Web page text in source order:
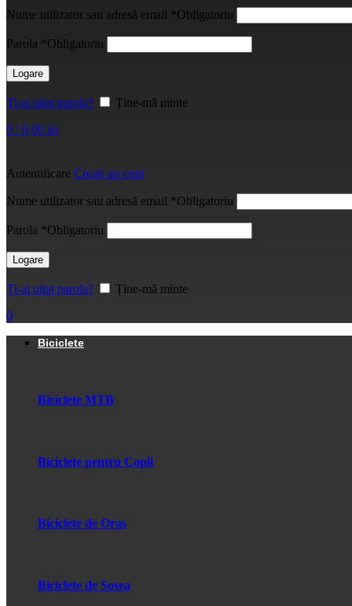
Nume utilizator sau adresă email *Obligatoriu
Parola *Obligatoriu
Logare
Ți-ai uitat parola?
Ține-mă minte
0 / 0,00 lei
Autentificare Creați un cont
Nume utilizator sau adresă email *Obligatoriu
Parola *Obligatoriu
Logare
Ți-ai uitat parola?
Ține-mă minte
0
Biciclete
Biciclete MTB
Biciclete pentru Copii
Biciclete de Oras
Biciclete de Sosea